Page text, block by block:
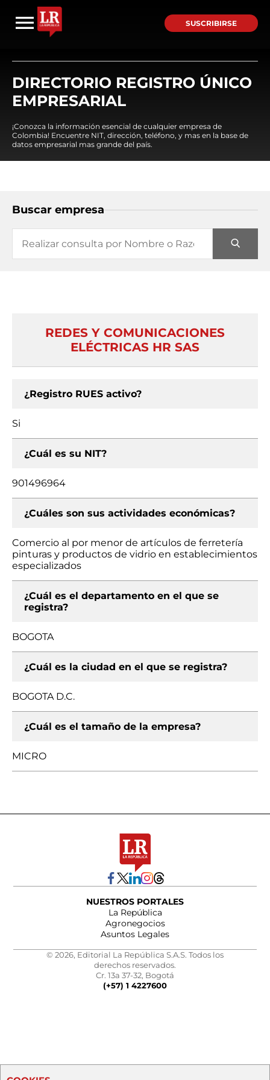
SUSCRIBIRSE
DIRECTORIO REGISTRO ÚNICO
EMPRESARIAL
¡Conozca la información esencial de cualquier empresa de
Colombia! Encuentre NIT, dirección, teléfono, y mas en la base de
datos empresarial mas grande del país.
Buscar empresa
REDES Y COMUNICACIONES
ELÉCTRICAS HR SAS
¿Registro RUES activo?
Si
¿Cuál es su NIT?
901496964
¿Cuáles son sus actividades económicas?
Comercio al por menor de artículos de ferretería
pinturas y productos de vidrio en establecimientos
especializados
¿Cuál es el departamento en el que se
registra?
BOGOTA
¿Cuál es la ciudad en el que se registra?
BOGOTA D.C.
¿Cuál es el tamaño de la empresa?
MICRO
NUESTROS PORTALES
La República
Agronegocios
Asuntos Legales
© 2026, Editorial La República S.A.S. Todos los
derechos reservados.
Cr. 13a 37-32, Bogotá
(+57) 1 4227600